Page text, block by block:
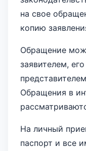
на свое
копию
Обращение
заявителем,
Обращения в
На личный
паспорт и все